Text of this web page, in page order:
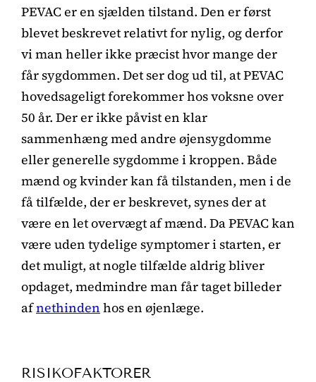
PEVAC er en sjælden tilstand. Den er først
blevet beskrevet relativt for nylig, og derfor
vi man heller ikke præcist hvor mange der
får sygdommen. Det ser dog ud til, at PEVAC
hovedsageligt forekommer hos voksne over
50 år. Der er ikke påvist en klar
sammenhæng med andre øjensygdomme
eller generelle sygdomme i kroppen. Både
mænd og kvinder kan få tilstanden, men i de
få tilfælde, der er beskrevet, synes der at
være en let overvægt af mænd. Da PEVAC kan
være uden tydelige symptomer i starten, er
det muligt, at nogle tilfælde aldrig bliver
opdaget, medmindre man får taget billeder
afnethinden hos en øjenlæge.
RISIKOFAKTORER